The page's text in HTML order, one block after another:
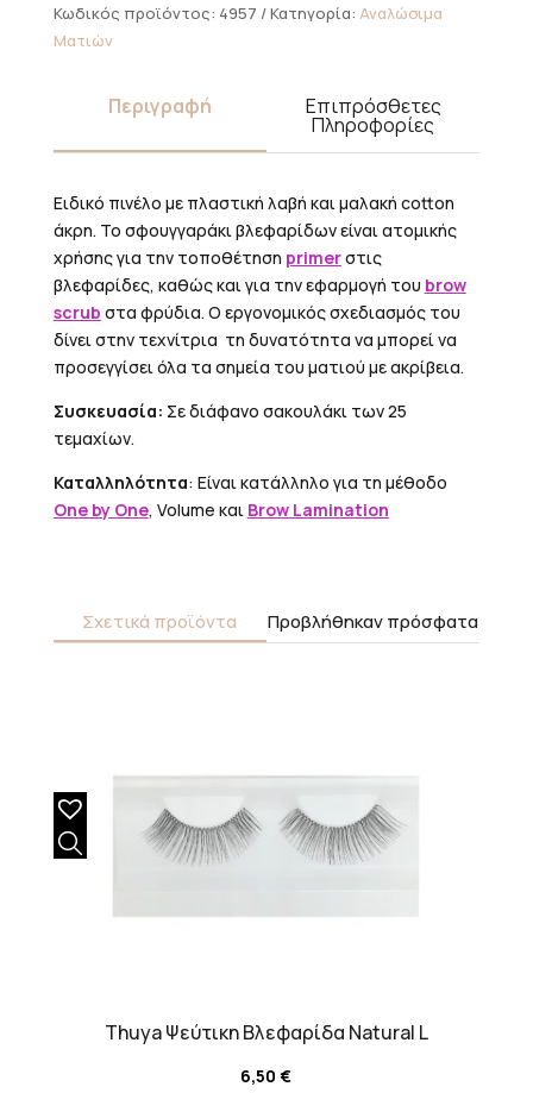
Κωδικός προϊόντος: 4957 Κατηγορία: Αναλώσιμα
Ματιών
Περιγραφή Επιπρόσθετες
Πληροφορίες
Ειδικό πινέλο με πλαστική λαβή και μαλακή cotton
άκρη. Το σφουγγαράκι βλεφαρίδων είναι ατομικής
χρήσης για την τοποθέτηση primerστις
βλεφαρίδες, καθώς και για την εφαρμογή του brow
scrub στα φρύδια. Ο εργονομικός σχεδιασμός του
δίνει στην τεχνίτρια τη δυνατότητα να μπορεί να
προσεγγίσει όλα τα σημεία του ματιού με ακρίβεια.
Συσκευασία: Σε διάφανο σακουλάκι των 25
τεμαχίων.
Καταλληλότητα: Είναι κατάλληλο για τη μέθοδο
One by One, Volume και Brow Lamination
Σχετικά προϊόντα Προβλήθηκαν πρόσφατα
Thuya Ψεύτικη Βλεφαρίδα Natural L
6,50€